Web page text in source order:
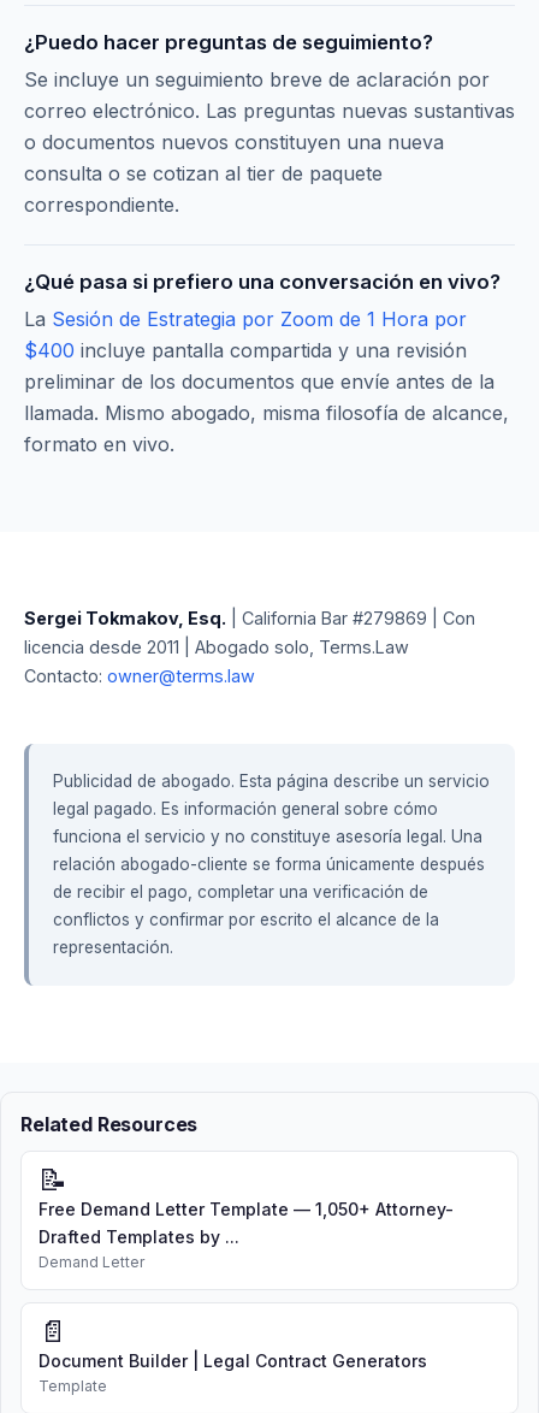
¿Puedo hacer preguntas de seguimiento?
Se incluye un seguimiento breve de aclaración por
correo electrónico. Las preguntas nuevas sustantivas
o documentos nuevos constituyen una nueva
consulta o se cotizan al tier de paquete
correspondiente.
¿Qué pasa si prefiero una conversación en vivo?
La Sesión de Estrategia por Zoom de 1 Hora por
$400 incluye pantalla compartida y una revisión
preliminar de los documentos que envíe antes de la
llamada. Mismo abogado, misma filosofía de alcance,
formato en vivo.
Sergei Tokmakov, Esq. | California Bar #279869 | Con
licencia desde 2011 | Abogado solo, Terms.Law
Contacto: owner@terms.law
Publicidad de abogado. Esta página describe un servicio
legal pagado. Es información general sobre cómo
funciona el servicio y no constituye asesoría legal. Una
relación abogado-cliente se forma únicamente después
de recibir el pago, completar una verificación de
conflictos y confirmar por escrito el alcance de la
representación.
Related Resources
📝
Free Demand Letter Template — 1,050+ Attorney-
Drafted Templates by ...
Demand Letter
📄
Document Builder | Legal Contract Generators
Template